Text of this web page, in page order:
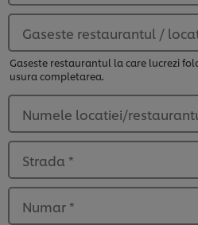
Gaseste restaurantul /
Gaseste restaurantul la care lucrezi
usura completarea.
Numele locatiei/
Strada *
Numar *